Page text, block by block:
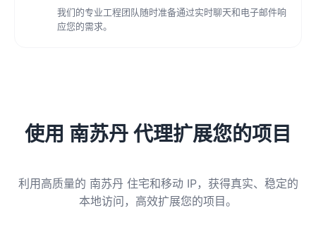
我们的专业工程团队随时准备通过实时聊天和电子邮件响
应您的需求。
使用 南苏丹 代理扩展您的项目
利用高质量的 南苏丹 住宅和移动 IP，获得真实、稳定的
本地访问，高效扩展您的项目。